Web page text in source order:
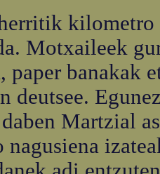
kilometro
Motxaileek
paper banakak
deutsee.
Martzial
nagusiena